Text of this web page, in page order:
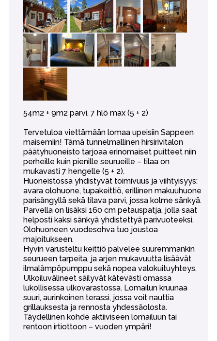
54m2 + 9m2 parvi. 7 hlö max (5 + 2)
Tervetuloa viettämään lomaa upeisiin Sappeen
maisemiin! Tämä tunnelmallinen hirsirivitalon
päätyhuoneisto tarjoaa erinomaiset puitteet niin
perheille kuin pienille seurueille – tilaa on
mukavasti 7 hengelle (5 + 2).
Huoneistossa yhdistyvät toimivuus ja viihtyisyys:
avara olohuone, tupakeittiö, erillinen makuuhuone
parisängyllä sekä tilava parvi, jossa kolme sänkyä.
Parvella on lisäksi 160 cm petauspatja, jolla saat
helposti kaksi sänkyä yhdistettyä parivuoteeksi.
Olohuoneen vuodesohva tuo joustoa
majoitukseen.
Hyvin varusteltu keittiö palvelee suuremmankin
seurueen tarpeita, ja arjen mukavuutta lisäävät
ilmalämpöpumppu sekä nopea valokuituyhteys.
Ulkoiluvälineet säilyvät kätevästi omassa
lukollisessa ulkovarastossa. Lomailun kruunaa
suuri, aurinkoinen terassi, jossa voit nauttia
grillauksesta ja rennosta yhdessäolosta.
Täydellinen kohde aktiiviseen lomailuun tai
rentoon irtiottoon – vuoden ympäri!